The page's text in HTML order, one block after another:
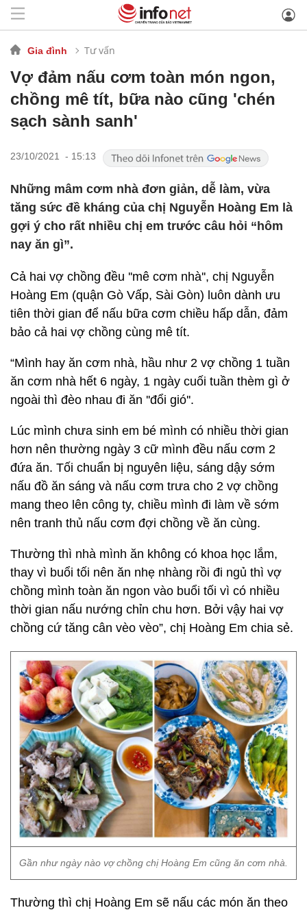
Gia đình Tư vấn
Vợ đảm nấu cơm toàn món ngon,
chồng mê tít, bữa nào cũng 'chén
sạch sành sanh'
23/10/2021 - 15:13
Những mâm cơm nhà đơn giản, dễ làm, vừa
tăng sức đề kháng của chị Nguyễn Hoàng Em là
gợi ý cho rất nhiều chị em trước câu hỏi “hôm
nay ăn gì”.
Cả hai vợ chồng đều ''mê cơm nhà'', chị Nguyễn
Hoàng Em (quận Gò Vấp, Sài Gòn) luôn dành ưu
tiên thời gian để nấu bữa cơm chiều hấp dẫn, đảm
bảo cả hai vợ chồng cùng mê tít.
“Mình hay ăn cơm nhà, hầu như 2 vợ chồng 1 tuần
ăn cơm nhà hết 6 ngày, 1 ngày cuối tuần thèm gì ở
ngoài thì đèo nhau đi ăn ''đổi gió''.
Lúc mình chưa sinh em bé mình có nhiều thời gian
hơn nên thường ngày 3 cữ mình đều nấu cơm 2
đứa ăn. Tối chuẩn bị nguyên liệu, sáng dậy sớm
nấu đồ ăn sáng và nấu cơm trưa cho 2 vợ chồng
mang theo lên công ty, chiều mình đi làm về sớm
nên tranh thủ nấu cơm đợi chồng về ăn cùng.
Thường thì nhà mình ăn không có khoa học lắm,
thay vì buổi tối nên ăn nhẹ nhàng rồi đi ngủ thì vợ
chồng mình toàn ăn ngon vào buổi tối vì có nhiều
thời gian nấu nướng chỉn chu hơn. Bởi vậy hai vợ
chồng cứ tăng cân vèo vèo”, chị Hoàng Em chia sẻ.
Gần như ngày nào vợ chồng chị Hoàng Em cũng ăn cơm nhà.
Thường thì chị Hoàng Em sẽ nấu các món ăn theo